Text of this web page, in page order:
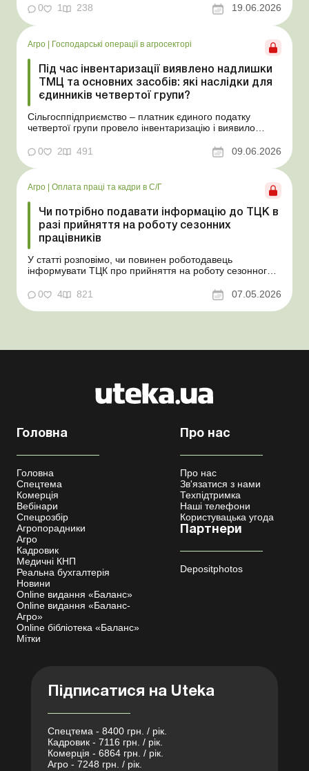
ситуацію тим, що плата за користування земельною
ділянкою була виплачена власнику наперед за декілька
років. У такому разі перед емфітевтом і власник...
0 1 238 19.06.2026
Агро | Господарські операції в агросекторі
Під час інвентаризації виявлено надлишки
ТМЦ та основних засобів: які наслідки для
єдинників четвертої групи?
Сільгосппідприємство – платник єдиного податку
четвертої групи провело інвентаризацію і виявило
товарів, продукції власного виробництва, а також
основних засобів (далі – ОЗ). Як вплинуть такі
надлишки при їх оприбуткуванні на частку сільгоспто...
0 2 491 09.06.2026
Агро | Оплата праці та кадри в С/Г
Чи потрібно подавати інформацію до ТЦК в
разі прийняття на роботу сезонних
працівників
У статті розповімо, чи повинен роботодавець
інформувати ТЦК про прийняття на роботу сезонного
агропідприємств приймає працівників на сезонні
роботи. Через значні штрафні санкції за порушення
порядку ведення військового обліку в
0 4 821 07.05.2026
Головна
Головна
Спецтема
Комерція
Вебінари
Спецрозбір
Агропорадники
Агро
Кадровик
Медичні КНП
Реальна бухгалтерія
Новини
Online видання «Баланс»
Online видання «Баланс-
Агро»
Online бібліотека «Баланс»
Мітки
Про нас
Про нас
Зв'язатися з нами
Техпідтримка
Наші телефони
Користувацька угода
Партнери
Depositphotos
Підписатися на Uteka
Спецтема - 8400 грн. / рік.
Кадровик - 7116 грн. / рік.
Комерція - 6864 грн. / рік.
Агро - 7248 грн. / рік.